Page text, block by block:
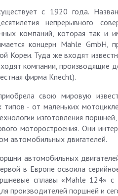
с 1920 года.
непрерывного
компаний, которая так и
концерн Mahle
Кореи. Туда же входят
компании, производящие
фирма Knecht).
свою мировую
типов - от маленьких
изготовления
моторостроения. Они
автомобильных двигателей.
автомобильных
в Европе освоила
сплавы «Mahle 124»
производителей поршней и